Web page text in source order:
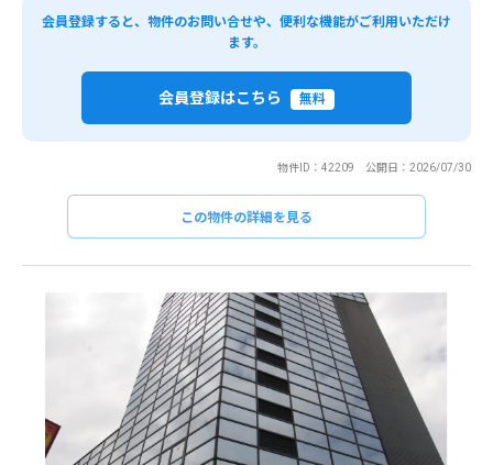
会員登録すると、物件のお問い合せや、便利な機能がご利用いただけ
ます。
会員登録はこちら 無料
物件ID：42209 公開日：2026/07/30
この物件の詳細を見る